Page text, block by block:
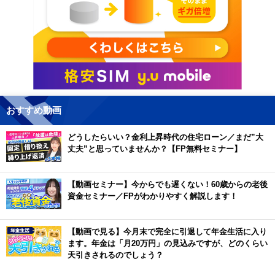
おすすめ動画
どうしたらいい？金利上昇時代の住宅ローン／まだ”大
丈夫”と思っていませんか？【FP無料セミナー】
【動画セミナー】今からでも遅くない！60歳からの老後
資金セミナー／FPがわかりやすく解説します！
【動画で見る】今月末で完全に引退して年金生活に入り
ます。年金は「月20万円」の見込みですが、どのくらい
天引きされるのでしょう？